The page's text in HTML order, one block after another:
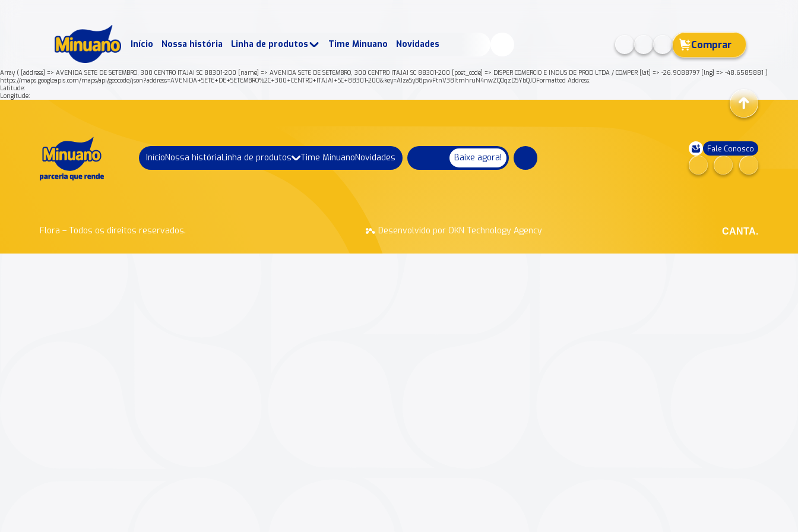
Início Nossa história Linha de produtos Time Minuano Novidades Comprar
Array ( [address] => AVENIDA SETE DE SETEMBRO, 300 CENTRO ITAJAI SC 88301-200 [name] => AVENIDA SETE DE SETEMBRO, 300 CENTRO ITAJAI SC 88301-200 [post_code] => DISPER COMERCIO E INDUS DE PROD LTDA / COMPER [lat] => -26.9088797 [lng] => -48.6585881 )
https://maps.googleapis.com/maps/api/geocode/json?address=AVENIDA+SETE+DE+SETEMBRO%2C+300+CENTRO+ITAJAI+SC+88301-200&key=AIzaSyB8pvvFtnV38ItmhruN4nwZQOqzDSYbQJ0Formatted Address:
Latitude:
Longitude:
InícioNossa históriaLinha de produtos Time MinuanoNovidades Baixe agora!
Fale Conosco
Flora – Todos os direitos reservados. Desenvolvido por OKN Technology Agency CANTA.